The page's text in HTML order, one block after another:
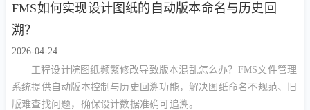
FMS如何实现设计图纸的自动版本命名与历史回
溯？
2026-04-24
工程设计院图纸频繁修改导致版本混乱怎么办？FMS文件管理
系统提供自动版本控制与历史回溯功能，解决图纸命名不规范、旧
版难查找问题，确保设计数据准确可追溯。